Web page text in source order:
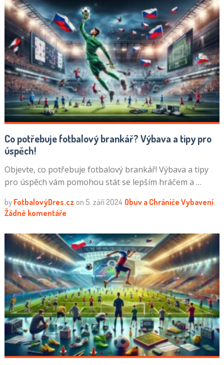
Co potřebuje fotbalový brankář? Výbava a tipy pro
úspěch!
Objevte, co potřebuje fotbalový brankář! Výbava a tipy
pro úspěch vám pomohou stát se lepším hráčem a …
by FotbalovýDres.cz on 5. září 2024 Obuv a Chrániče Vybavení
Žádné komentáře